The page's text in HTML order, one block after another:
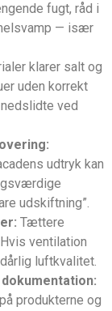
fugt, råd i
— især
klarer salt og
uden korrekt
ved
udtryk kan
udskiftning”.
Tættere
ventilation
luftkvalitet.
produkterne og